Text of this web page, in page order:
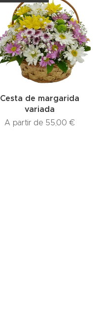
Cesta de margarida
variada
A partir de 55,00 €